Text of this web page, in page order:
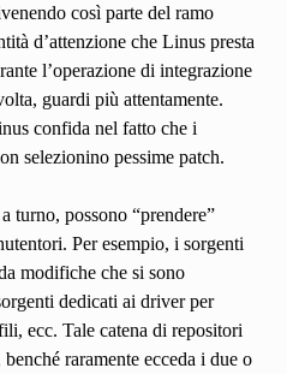
così parte del ramo
d’attenzione che Linus presta
l’operazione di integrazione
guardi più attentamente.
confida nel fatto che i
selezionino pessime patch.
turno, possono “prendere”
Per esempio, i sorgenti
modifiche che si sono
dedicati ai driver per
ecc. Tale catena di repositori
raramente ecceda i due o